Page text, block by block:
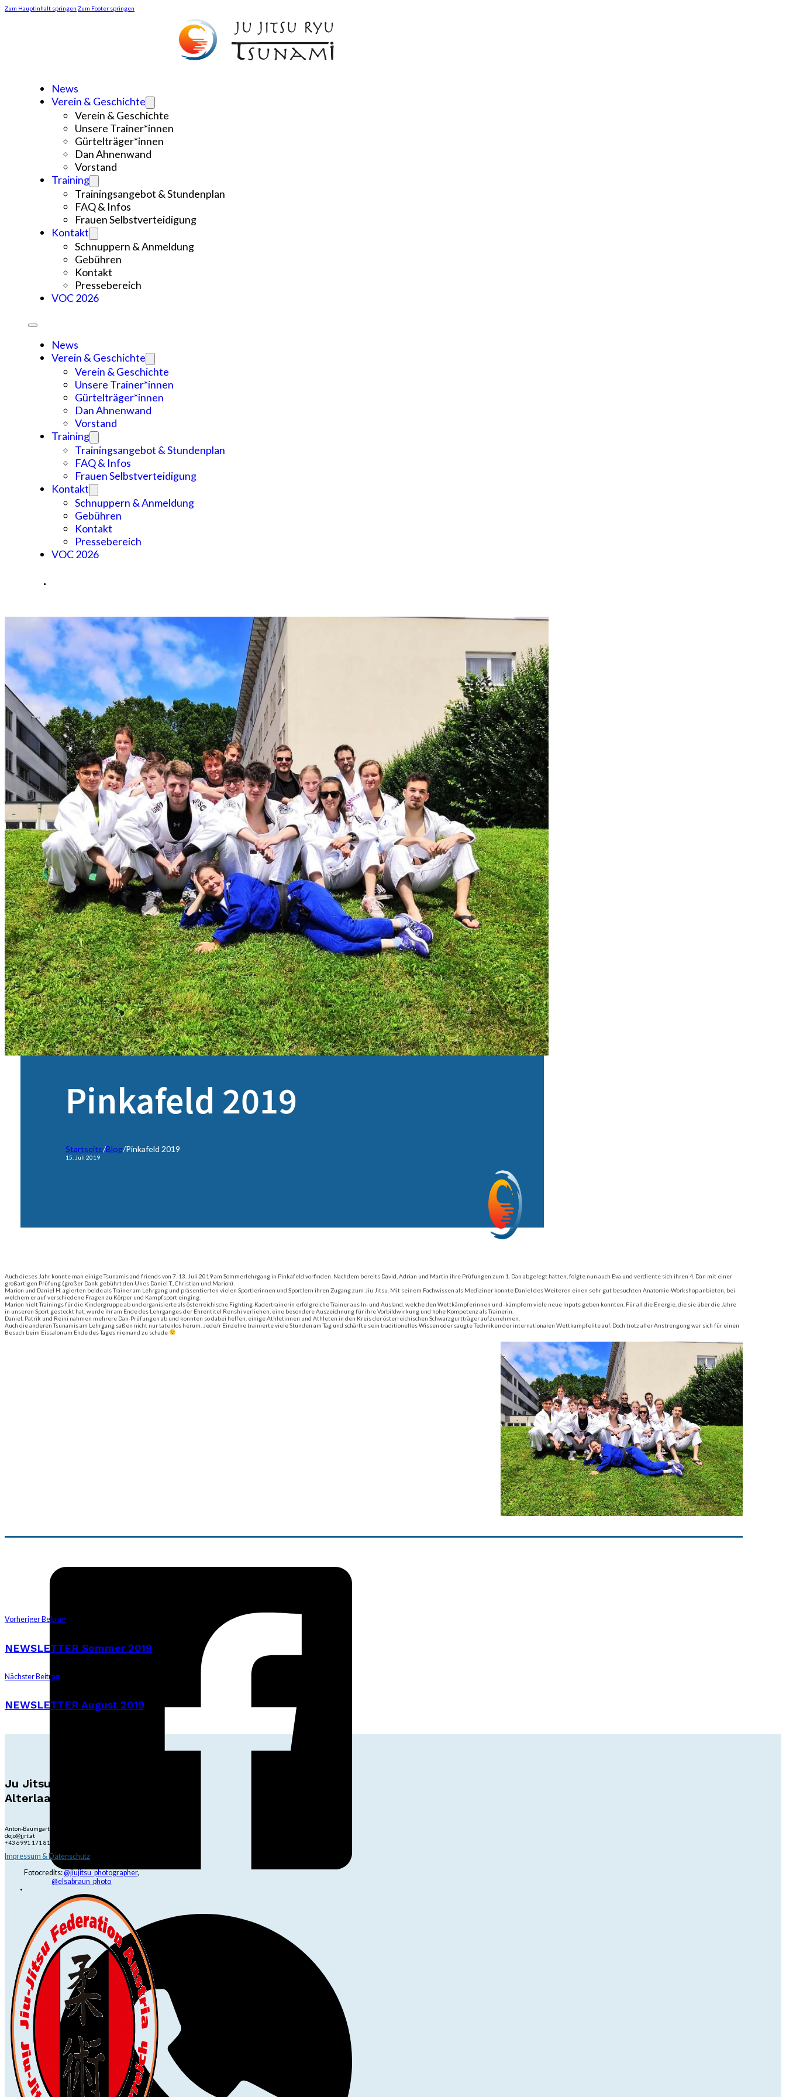
Zum Hauptinhalt springen Zum Footer springen
News
Verein & Geschichte
Verein & Geschichte
Unsere Trainer*innen
Gürtelträger*innen
Dan Ahnenwand
Vorstand
Training
Trainingsangebot & Stundenplan
FAQ & Infos
Frauen Selbstverteidigung
Kontakt
Schnuppern & Anmeldung
Gebühren
Kontakt
Pressebereich
VOC 2026
News
Verein & Geschichte
Verein & Geschichte
Unsere Trainer*innen
Gürtelträger*innen
Dan Ahnenwand
Vorstand
Training
Trainingsangebot & Stundenplan
FAQ & Infos
Frauen Selbstverteidigung
Kontakt
Schnuppern & Anmeldung
Gebühren
Kontakt
Pressebereich
VOC 2026
Pinkafeld 2019
Startseite/Blog/Pinkafeld 2019
15. Juli 2019
Auch dieses Jahr konnte man einige Tsunamis and friends von 7.-13. Juli 2019 am Sommerlehrgang in Pinkafeld vorfinden. Nachdem bereits David, Adrian und Martin ihre Prüfungen zum 1. Dan abgelegt hatten, folgte nun auch Eva und verdiente sich ihren 4. Dan mit einer
großartigen Prüfung (großer Dank gebührt den Ukes Daniel T., Christian und Marion).
Marion und Daniel H. agierten beide als Trainer am Lehrgang und präsentierten vielen Sportlerinnen und Sportlern ihren Zugang zum Jiu Jitsu. Mit seinem Fachwissen als Mediziner konnte Daniel des Weiteren einen sehr gut besuchten Anatomie-Workshop anbieten, bei
welchem er auf verschiedene Fragen zu Körper und Kampfsport einging.
Marion hielt Trainings für die Kindergruppe ab und organisierte als österreichische Fighting-Kadertrainerin erfolgreiche Trainer aus In- und Ausland, welche den Wettkämpferinnen und -kämpfern viele neue Inputs geben konnten. Für all die Energie, die sie über die Jahre
in unseren Sport gesteckt hat, wurde ihr am Ende des Lehrganges der Ehrentitel Renshi verliehen, eine besondere Auszeichnung für ihre Vorbildwirkung und hohe Kompetenz als Trainerin.
Daniel, Patrik und Reini nahmen mehrere Dan-Prüfungen ab und konnten so dabei helfen, einige Athletinnen und Athleten in den Kreis der österreichischen Schwarzgurtträger aufzunehmen.
Auch die anderen Tsunamis am Lehrgang saßen nicht nur tatenlos herum. Jede/r Einzelne trainierte viele Stunden am Tag und schärfte sein traditionelles Wissen oder saugte Techniken der internationalen Wettkampfelite auf. Doch trotz aller Anstrengung war sich für einen
Besuch beim Eissalon am Ende des Tages niemand zu schade
Vorheriger Beitrag
NEWSLETTER Sommer 2019
Nächster Beitrag
NEWSLETTER August 2019
Ju Jitsu Ryu Tsunami
Alterlaa
Anton-Baumgartner-Str. 44/B8/01, 1230 Wien
dojo@jjrt.at
+43 6991 171 81 60
Impressum & Datenschutz
Fotocredits:@jiujitsu_photographer,
@elsabraun_photo